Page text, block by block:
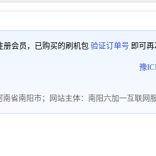
册会员，已购买的刷机包 验证订单号 即可
豫
南省南阳市；网站主体：南阳六加一互联